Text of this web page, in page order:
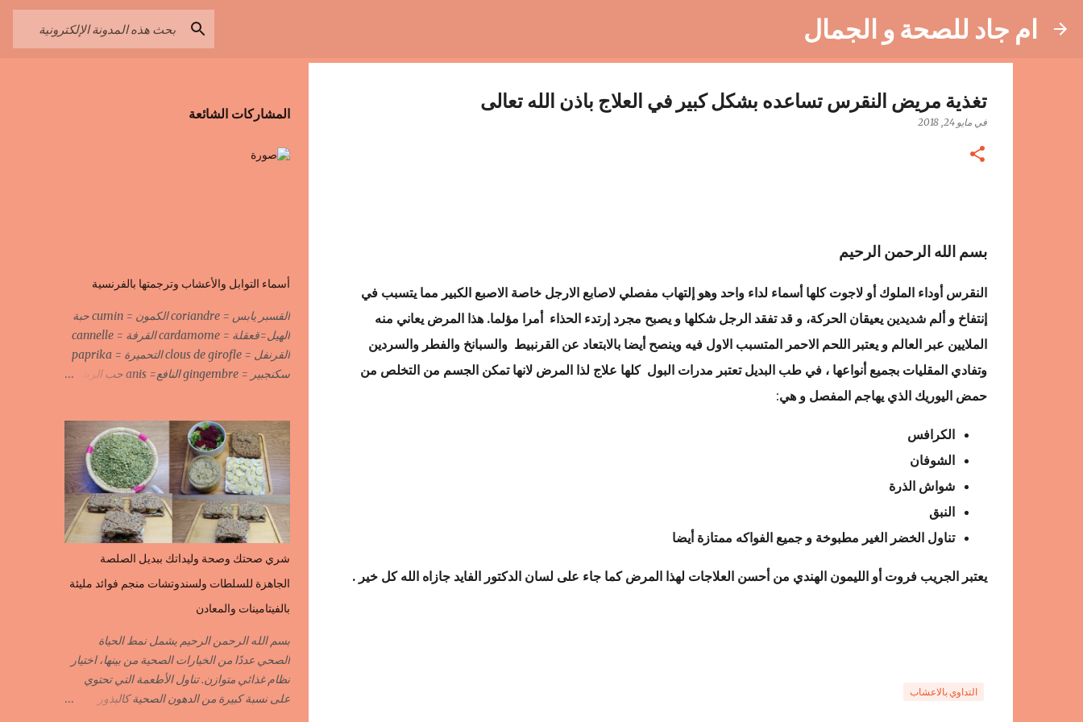
ام جاد للصحة و الجمال
تغذية مريض النقرس تساعده بشكل كبير في العلاج باذن الله تعالى
فيمايو 24, 2018
بسم الله الرحمن الرحيم
النقرس أوداء الملوك أو لاجوت كلها أسماء لداء واحد وهو إلتهاب مفصلي لاصابع الارجل خاصة الاصبع الكبير مما يتسبب في
إنتفاخ و ألم شديدين يعيقان الحركة، و قد تفقد الرجل شكلها و يصبح مجرد إرتدء الحذاء أمرا مؤلما. هذا المرض يعاني منه
الملايين عبر العالم و يعتبر اللحم الاحمر المتسبب الاول فيه وينصح أيضا بالابتعاد عن القرنبيط والسبانخ والفطر والسردين
وتفادي المقليات بجميع أنواعها ، في طب البديل تعتبر مدرات البول كلها علاج لذا المرض لانها تمكن الجسم من التخلص من
حمض اليوريك الذي يهاجم المفصل و هي:
الكرافس
الشوفان
شواش الذرة
النبق
تناول الخضر الغير مطبوخة و جميع الفواكه ممتازة أيضا
يعتبر الجريب فروت أو الليمون الهندي من أحسن العلاجات لهذا المرض كما جاء على لسان الدكتور الفايد جازاه الله كل خير .
التداوي بالاعشاب
المشاركات الشائعة
أسماء التوابل والأعشاب وترجمتها بالفرنسية
القسبر يابس = coriandre الكمون = cumin حبة
الهيل=قعقلة = cardamome القرفة = cannelle
القرنفل = clous de girofle التحميرة = paprika
سكنجبير = gingembre النافع= anis حب الرشاد
de muscade الكروية البيضاء=carvi blond
الكروية السوداء=carvi noir الحلبة=fenugrec
المسكة الحرة=gomme arabique السانوج
=nigelle اليبزار الأبيض=poivre blonc الخرقوم
=safran des indes=curcuma اليبزار
الأسود=poivre noir زعفران=safran
جنجلان=grains de sésame
الكبابة=cubèbe=piment de jamaique
بسيبيسة=macis الكوزة الصحراوية=maniguette
فلفل=poivre long الفلفلة الحلوة……………
PIMENT DOUX الفلفلة الحارة……………PIMENT
PIQUANT,FORT. سكين
جبير……………….GINGEMBRE
شري صحتك وصحة وليداتك ببديل الصلصة
الجاهزة للسلطات ولسندوتشات منجم فوائد مليئة
بالفيتامينات والمعادن
بسم الله الرحمن الرحيم يشمل نمط الحياة
الصحي عددًا من الخيارات الصحية من بينها، اختيار
نظام غذائي متوازن. تناول الأطعمة التي تحتوي
على نسبة كبيرة من الدهون الصحية كالبذور